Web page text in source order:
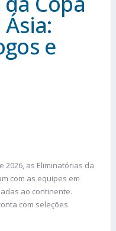
e
2026, as Eliminatórias da
com as equipes em
ao continente.
com seleções